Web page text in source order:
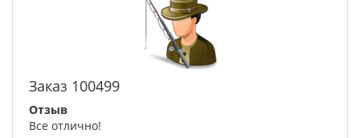
Заказ 100499
Отзыв
Все отлично!